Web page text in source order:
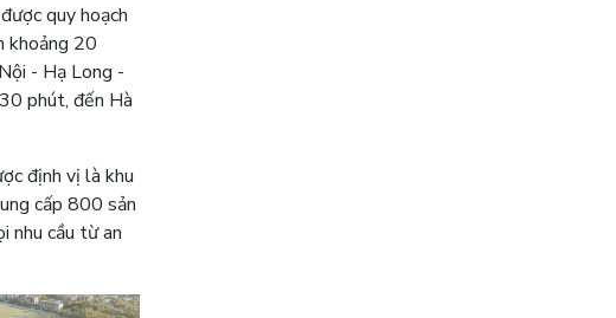
quy hoạch
khoảng 20
- Hạ Long -
phút, đến Hà
định vị là khu
cấp 800 sản
nhu cầu từ an